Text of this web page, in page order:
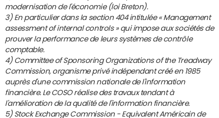
modernisation de l'économie (loi Breton).
3) En particulier dans la section 404 intitulée « Management
assessment of internal controls » qui impose aux sociétés de
prouver la performance de leurs systèmes de contrôle
comptable.
4) Committee of Sponsoring Organizations of the Treadway
Commission, organisme privé indépendant créé en 1985
auprès d'une commission nationale de l'information
financière. Le COSO réalise des travaux tendant à
l'amélioration de la qualité de l'information financière.
5) Stock Exchange Commission - Equivalent Américain de